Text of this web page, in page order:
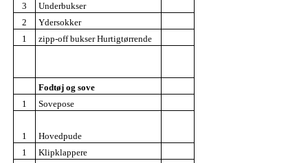
3
Underbukser
2
Ydersokker
1
zipp-off bukser Hurtigtørrende
Fodtøj og sove
1
Sovepose
1
Hovedpude
1
Klipklappere